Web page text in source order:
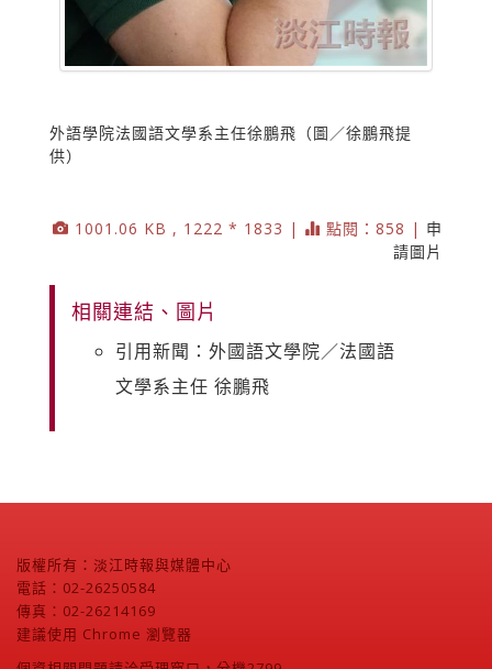
外語學院法國語文學系主任徐鵬飛（圖／徐鵬飛提
供）
1001.06 KB , 1222 * 1833 | 點閱：858 | 申
請圖片
相關連結、圖片
引用新聞：外國語文學院／法國語
文學系主任 徐鵬飛
版權所有：淡江時報與媒體中心
電話：02-26250584
傳真：02-26214169
建議使用 Chrome 瀏覽器